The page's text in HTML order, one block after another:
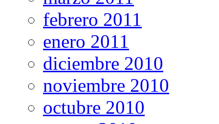
febrero 2011
enero 2011
diciembre 2010
noviembre 2010
octubre 2010